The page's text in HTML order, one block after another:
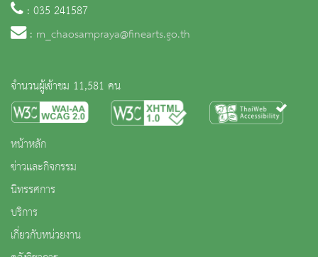
: 035 241587
: m_chaosampraya@finearts.go.th
จำนวนผู้เข้าชม 11,581 คน
หน้าหลัก
ข่าวและกิจกรรม
นิทรรศการ
บริการ
เกี่ยวกับหน่วยงาน